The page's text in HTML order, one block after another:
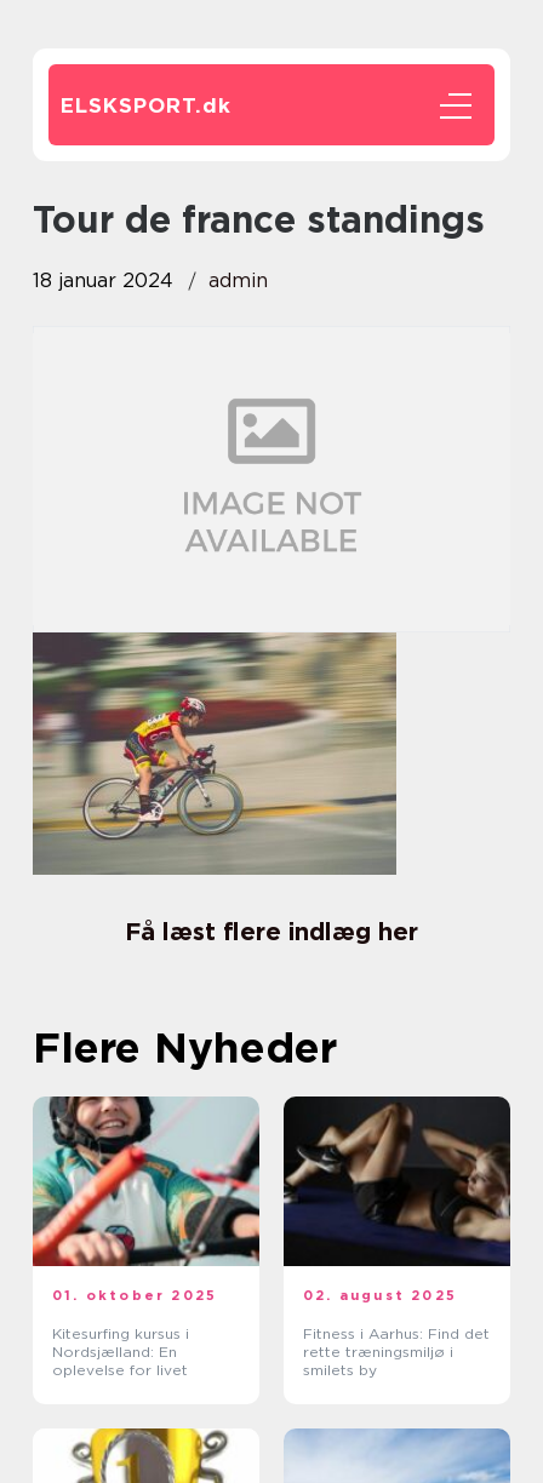
ELSKSPORT.dk
tour de france standings
18 januar 2024 admin
Få læst flere indlæg her
Flere Nyheder
01. oktober 2025
Kitesurfing kursus i
Nordsjælland: En
oplevelse for livet
02. august 2025
Fitness i Aarhus: Find det
rette træningsmiljø i
smilets by